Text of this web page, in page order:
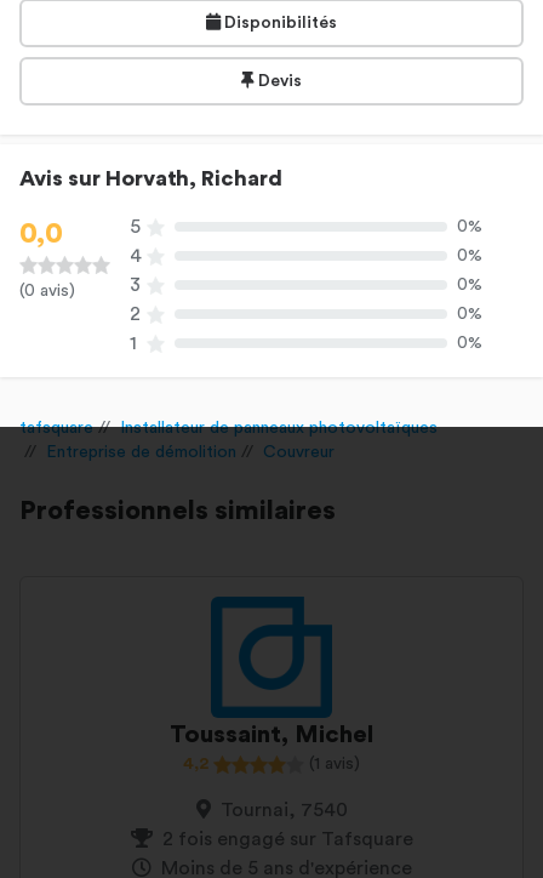
Disponibilités
Devis
Avis sur Horvath, Richard
0,0
(0 avis)
5 0%
4 0%
3 0%
2 0%
1 0%
tafsquare
Installateur de panneaux photovoltaïques
Entreprise de démolition
Couvreur
Professionnels similaires
Toussaint, Michel
4,2 (1 avis)
Tournai, 7540
2 fois engagé sur Tafsquare
Moins de 5 ans d'expérience